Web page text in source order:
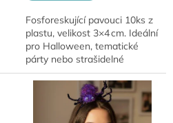
Fosforeskující pavouci 10ks z
plastu, velikost 3×4 cm. Ideální
pro Halloween, tematické
párty nebo strašidelné
dekorace. Snadné umístění a
poutavý efekt.